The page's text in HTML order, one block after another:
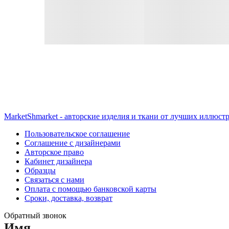
MarketShmarket - авторские изделия и ткани от лучших
Пользовательское соглашение
Соглашение с дизайнерами
Авторское право
Кабинет дизайнера
Образцы
Связаться с нами
Оплата с помощью банковской карты
Сроки, доставка, возврат
Обратный звонок